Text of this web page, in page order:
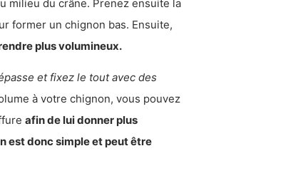
milieu du crâne. Prenez ensuite la
former un chignon bas. Ensuite,
plus volumineux.
et fixez le tout avec des
à votre chignon, vous pouvez
afin de lui donner plus
est donc simple et peut être